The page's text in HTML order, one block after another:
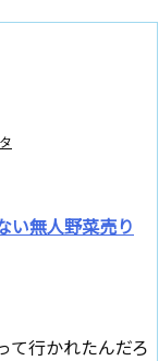
い無人野菜売り
て行かれたんだろ